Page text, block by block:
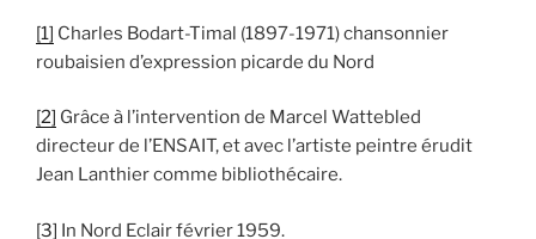
[1] Charles Bodart-Timal (1897-1971) chansonnier
roubaisien d’expression picarde du Nord
[2] Grâce à l’intervention de Marcel Wattebled
directeur de l’ENSAIT, et avec l’artiste peintre érudit
Jean Lanthier comme bibliothécaire.
[3] In Nord Eclair février 1959.